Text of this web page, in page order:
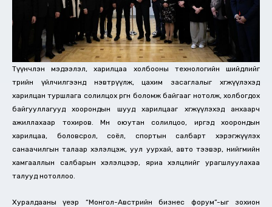
Түүнчлэн мэдээлэл, харилцаа холбооны технологийн шийдлийг
төрийн үйлчилгээнд нэвтрүүлж, цахим засаглалыг хөгжүүлэхэд
харилцан туршлага солилцох өргөн боломж байгааг нотолж, холбогдох
байгууллагууд хоорондын шууд харилцааг хөгжүүлэхэд анхаарч
ажиллахаар тохиров. Мөн оюутан солилцоо, иргэд хоорондын
харилцаа, боловсрол, соёл, спортын салбарт хэрэгжүүлэх
санаачилгын талаар хэлэлцэж, уул уурхай, авто тээвэр, нийгмийн
хамгааллын салбарын хэлэлцээр, яриа хэлцлийг урагшлуулахаа
талууд нотоллоо.
Хуралдааны үеэр “Монгол-Австрийн бизнес форум”-ыг зохион